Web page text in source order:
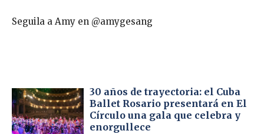
Seguila a Amy en @amygesang
30 años de trayectoria: el Cuba
Ballet Rosario presentará en El
Círculo una gala que celebra y
enorgullece